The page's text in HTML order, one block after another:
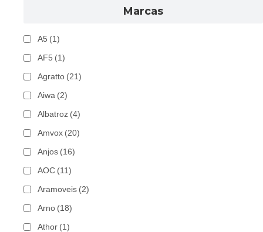
Marcas
A5 (1)
AF5 (1)
Agratto (21)
Aiwa (2)
Albatroz (4)
Amvox (20)
Anjos (16)
AOC (11)
Aramoveis (2)
Arno (18)
Athor (1)